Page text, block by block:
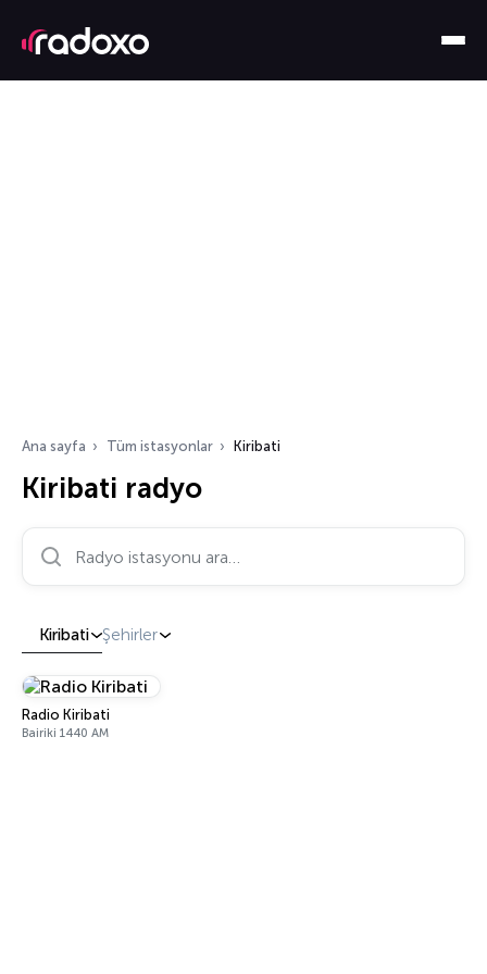
Ana sayfa Tüm istasyonlar Kiribati
Kiribati radyo
Radyo istasyonu ara…
Kiribati Şehirler
Radio Kiribati
Bairiki 1440 AM